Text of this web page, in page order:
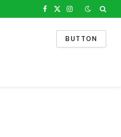
Facebook
X
Instagram
BUTTON